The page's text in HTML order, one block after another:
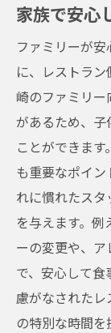
家族で安心
ファミリーが
に、レストラ
崎のファミリ
があるため、
ことができま
も重要なポイ
れに慣れたス
を与えます。
ーの変更や、
で、安心して
慮がなされた
の特別な時間を